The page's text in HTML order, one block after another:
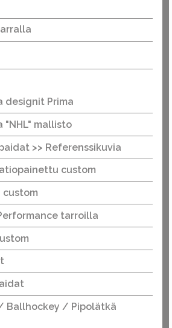
designit Prima
"NHL" mallisto
>> Referenssikuvia
custom
custom
tarroilla
Ballhockey / Pipolätkä